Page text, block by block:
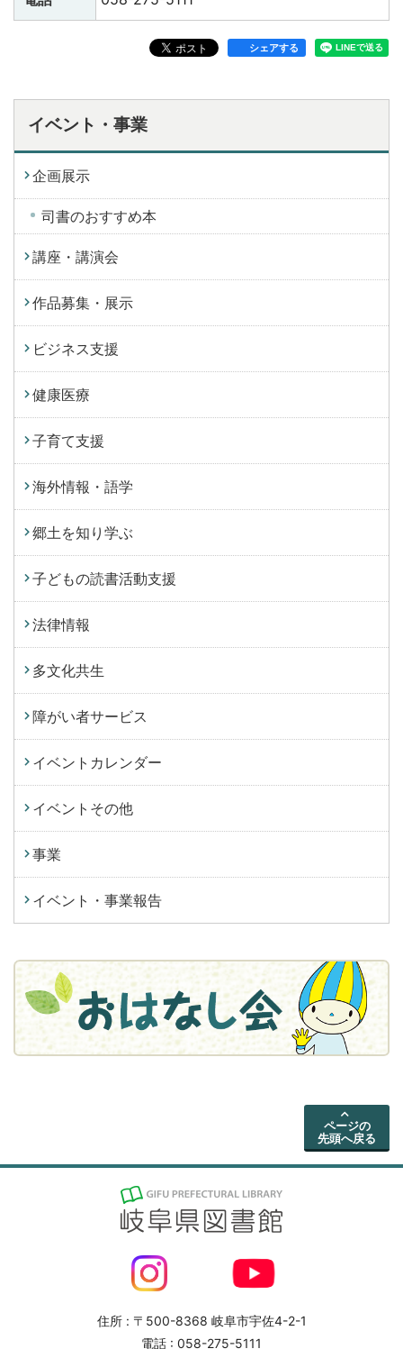
シェアする
イベント・事業
企画展示
司書のおすすめ本
講座・講演会
作品募集・展示
ビジネス支援
健康医療
子育て支援
海外情報・語学
郷土を知り学ぶ
子どもの読書活動支援
法律情報
多文化共生
障がい者サービス
イベントカレンダー
イベントその他
事業
イベント・事業報告
ページの
先頭へ戻る
住所 : 〒500-8368 岐阜市宇佐4-2-1
電話 : 058-275-5111